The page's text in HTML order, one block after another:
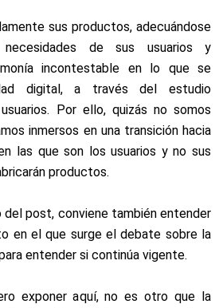
sus productos, adecuándose
de sus usuarios y
incontestable en lo que se
digital, a través del estudio
Por ello, quizás no somos
inmersos en una transición hacia
las que son los usuarios y no sus
productos.
post, conviene también entender
en el que surge el debate sobre la
entender si continúa vigente.
exponer aquí, no es otro que la